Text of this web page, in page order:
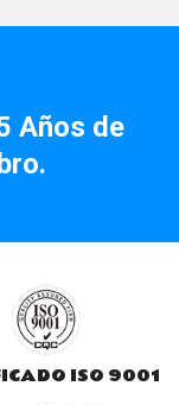
Años de
ISO 9001